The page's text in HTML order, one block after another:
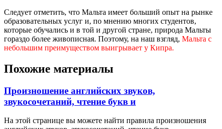
Следует отметить, что Мальта имеет больший опыт на рынке
образовательных услуг и, по мнению многих студентов,
которые обучались и в той и другой стране, природа Мальты
гораздо более живописная. Поэтому, на наш взгляд, Мальта с
небольшим преимуществом выигрывает у Кипра.
Похожие материалы
Произношение английских звуков,
звукосочетаний, чтение букв и
На этой странице вы можете найти правила произношения